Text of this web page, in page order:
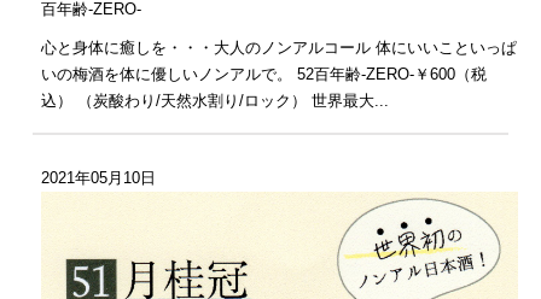
百年齢-ZERO-
心と身体に癒しを・・・大人のノンアルコール 体にいいこといっぱ
いの梅酒を体に優しいノンアルで。 52百年齢-ZERO-￥600（税
込） （炭酸わり/天然水割り/ロック） 世界最大...
2021年05月10日